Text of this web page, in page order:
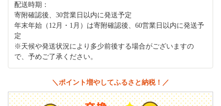
配送時期：
寄附確認後、30営業日以内に発送予定
年末年始（12月・1月）は寄附確認後、60営業日以内に発送予
定
※天候や発送状況により多少前後する場合がございますの
で、予めご了承ください。
＼ポイント増やしてふるさと納税！／